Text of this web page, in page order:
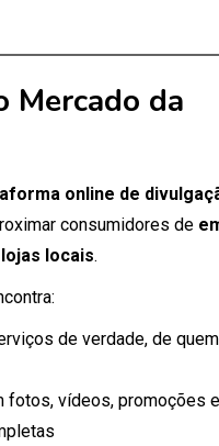
Mercado da
online de
consumidores de
locais.
de verdade, de
fotos, vídeos, promoções e